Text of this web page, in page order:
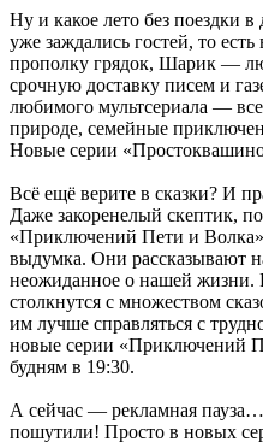
Ну и какое лето без поездки
уже заждались гостей, то
прополку грядок, Шарик —
срочную доставку писем и
любимого мультсериала —
природе, семейные
Новые серии
Всё ещё верите в сказки? И
Даже закоренелый скептик,
«Приключений Пети и
выдумка. Они рассказывают
неожиданное о нашей жизни.
столкнутся с множеством
им лучше справляться с
новые серии «Приключений
будням в 19:30.
А сейчас — рекламная
пошутили! Просто в новых